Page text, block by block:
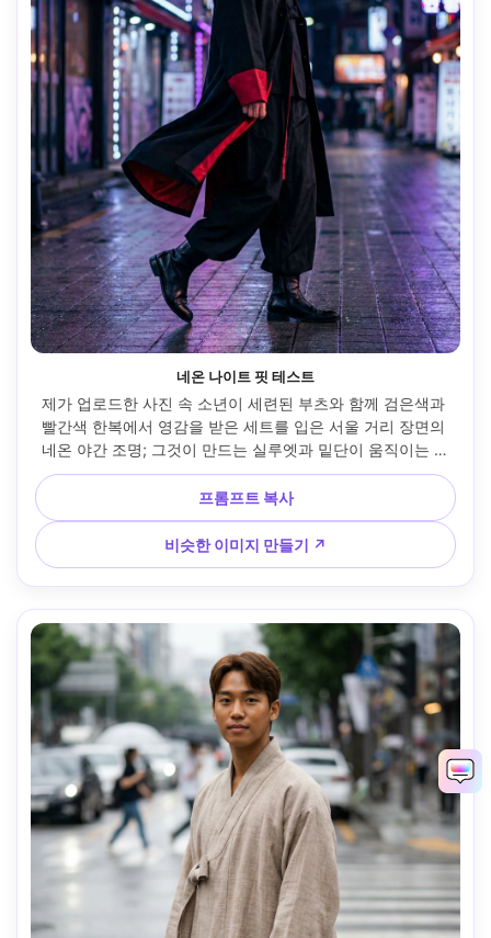
네온 나이트 핏 테스트
제가 업로드한 사진 속 소년이 세련된 부츠와 함께 검은색과
빨간색 한복에서 영감을 받은 세트를 입은 서울 거리 장면의
네온 야간 조명; 그것이 만드는 실루엣과 밑단이 움직이는 방
식을 보여줍니다. 소니 A7S III, 35mm, 세로 3/4 샷, 대담한 무
드, 사실적인 스킨 하이라이트, 선명한 초점, 시네마틱 그레이
딩 --ar 4:5
프롬프트 복사
비슷한 이미지 만들기 ↗